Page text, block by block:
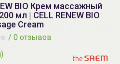
BIO Крем массажный
мл | CELL RENEW BIO
Cream
/ 0 отзывов